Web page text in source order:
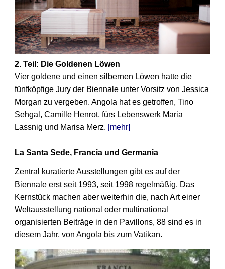
2. Teil: Die Goldenen Löwen
Vier goldene und einen silbernen Löwen hatte die
fünfköpfige Jury der Biennale unter Vorsitz von Jessica
Morgan zu vergeben. Angola hat es getroffen, Tino
Sehgal, Camille Henrot, fürs Lebenswerk Maria
Lassnig und Marisa Merz. [mehr]
La Santa Sede, Francia und Germania
Zentral kuratierte Ausstellungen gibt es auf der
Biennale erst seit 1993, seit 1998 regelmäßig. Das
Kernstück machen aber weiterhin die, nach Art einer
Weltausstellung national oder multinational
organisierten Beiträge in den Pavillons, 88 sind es in
diesem Jahr, von Angola bis zum Vatikan.